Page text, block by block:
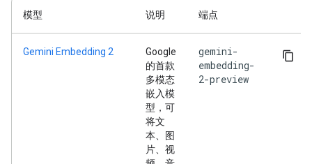
模型 说明 端点
Gemini Embedding 2
Google
的首款
多模态
嵌入模
型，可
将文
本、图
片、视
gemini-
embedding-
2-preview